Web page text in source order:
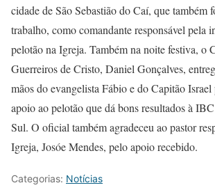
cidade de São Sebastião do Caí, que também
trabalho, como comandante responsável pela
pelotão na Igreja. Também na noite festiva, o
Guerreiros de Cristo, Daniel Gonçalves,
mãos do evangelista Fábio e do Capitão
apoio ao pelotão que dá bons resultados à
Sul. O oficial também agradeceu ao pastor
Igreja, Josóe Mendes, pelo apoio recebido.
Categorias: Notícias